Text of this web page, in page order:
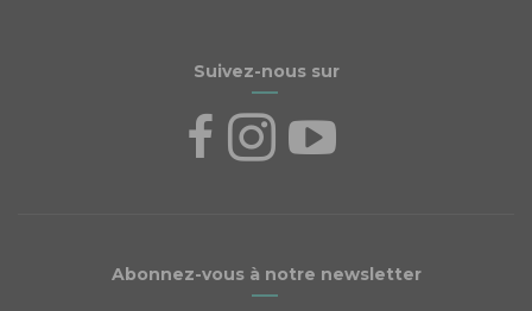
Suivez-nous sur
Abonnez-vous à notre newsletter